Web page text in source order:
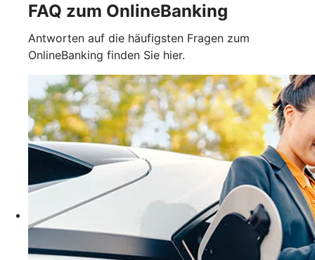
FAQ zum OnlineBanking
Antworten auf die häufigsten Fragen zum
OnlineBanking finden Sie hier.